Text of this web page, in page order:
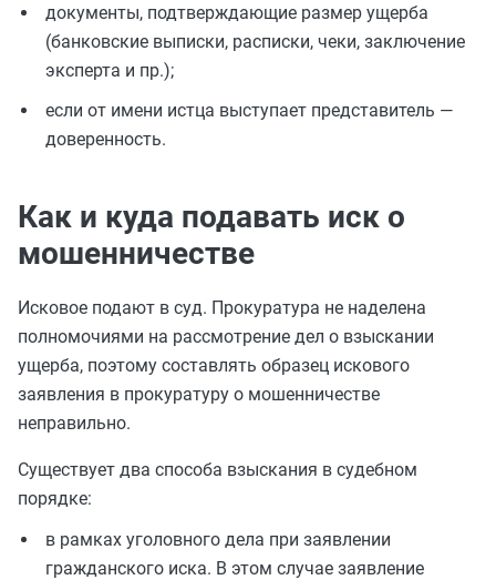
документы, подтверждающие размер ущерба
(банковские выписки, расписки, чеки, заключение
эксперта и пр.);
если от имени истца выступает представитель —
доверенность.
Как и куда подавать иск о
мошенничестве
Исковое подают в суд. Прокуратура не наделена
полномочиями на рассмотрение дел о взыскании
ущерба, поэтому составлять образец искового
заявления в прокуратуру о мошенничестве
неправильно.
Существует два способа взыскания в судебном
порядке:
в рамках уголовного дела при заявлении
гражданского иска. В этом случае заявление